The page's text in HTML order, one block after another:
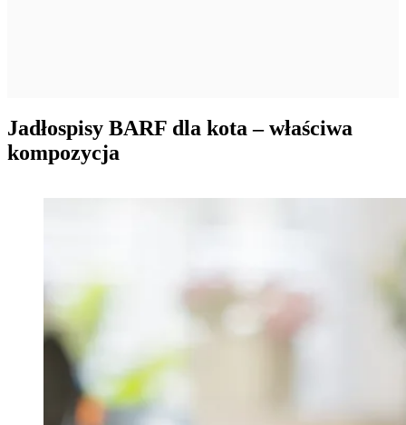
Jadłospisy BARF dla kota – właściwa
kompozycja